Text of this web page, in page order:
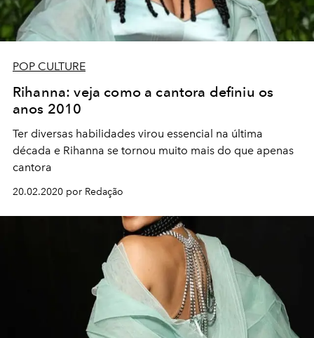
POP CULTURE
Rihanna: veja como a cantora definiu os
anos 2010
Ter diversas habilidades virou essencial na última
década e Rihanna se tornou muito mais do que apenas
cantora
20.02.2020 por Redação